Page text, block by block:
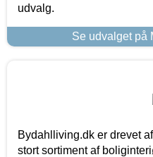
udvalg.
Se udvalget på
Bydahlliving.dk er drevet
stort sortiment af